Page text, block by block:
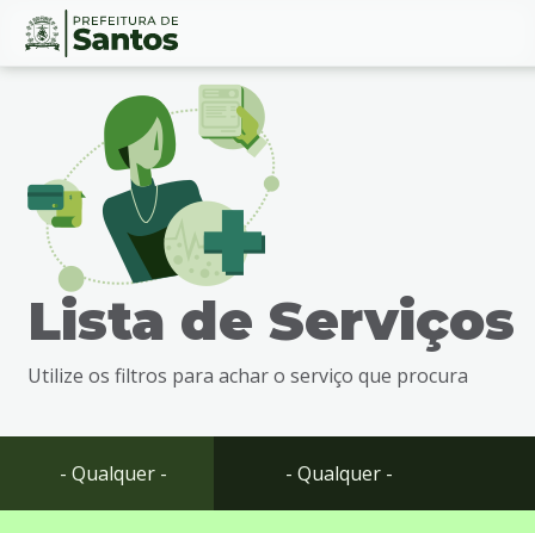
Ir
busca
Ir
rodapé
Conteúdo
Lista de Serviços
Utilize os filtros para achar o serviço que procura
- Qualquer - - Qualquer -